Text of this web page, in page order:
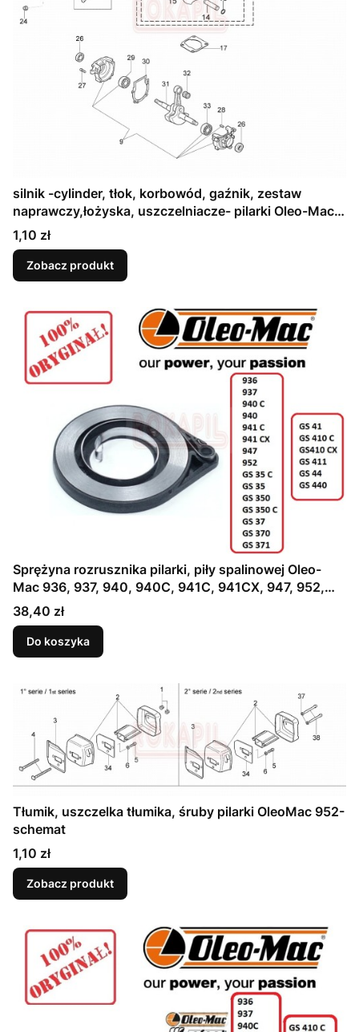
silnik -cylinder, tłok, korbowód, gaźnik, zestaw
naprawczy,łożyska, uszczelniacze- pilarki Oleo-Mac
952 - schemat
Cena
1,10 zł
Zobacz produkt
Sprężyna rozrusznika pilarki, piły spalinowej Oleo-
Mac 936, 937, 940, 940C, 941C, 941CX, 947, 952,
GS35, GS35C, GS350, GS350C, GS37, GS370, GS371,
GS41, GS410C, GS410CX, GS411, GS44, GS440 -
część ORYGINALNA!
Cena
38,40 zł
Do koszyka
Tłumik, uszczelka tłumika, śruby pilarki OleoMac 952-
schemat
Cena
1,10 zł
Zobacz produkt